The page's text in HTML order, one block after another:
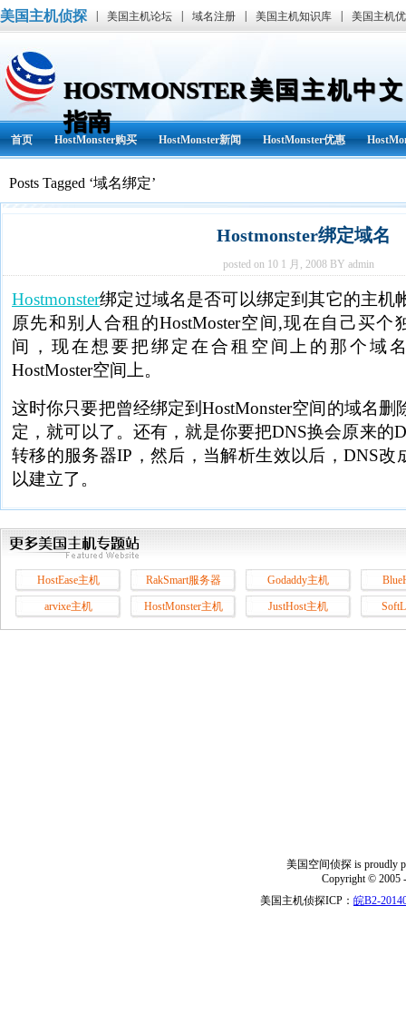
美国主机侦探 美国主机论坛 域名注册 美国主机知识库 美国主机
HOSTMONSTER美国主机中文
指南
首页 HostMonster购买 HostMonster新闻 HostMonster优惠
Posts Tagged ‘域名绑定’
Hostmonster绑定域名
posted on 10 1 月, 2008 BY admin
Hostmonster绑定过域名是否可以绑定到其它的主机
原先和别人合租的HostMoster空间,现在自己买个
间，现在想要把绑定在合租空间上的那个域
HostMoster空间上。
这时你只要把曾经绑定到HostMonster空间的域名
定，就可以了。还有，就是你要把DNS换会原来的
转移的服务器IP，然后，当解析生效以后，DNS改
以建立了。
HostEase主机 RakSmart服务器 Godaddy主机
arvixe主机 HostMonster主机 JustHost主机
美国空间侦探 is proudly
Copyright © 2005
美国主机侦探ICP： 皖B2-